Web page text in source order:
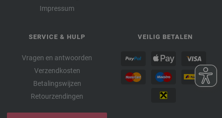
Impressum
SERVICE & HULP
Vragen en antwoorden
Verzendkosten
Betalingswijzen
Retourzendingen
VEILIG BETALEN